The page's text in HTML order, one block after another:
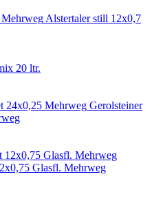
Alstertaler still 12x0,7
20 ltr.
Gerolsteiner
Glasfl. Mehrweg